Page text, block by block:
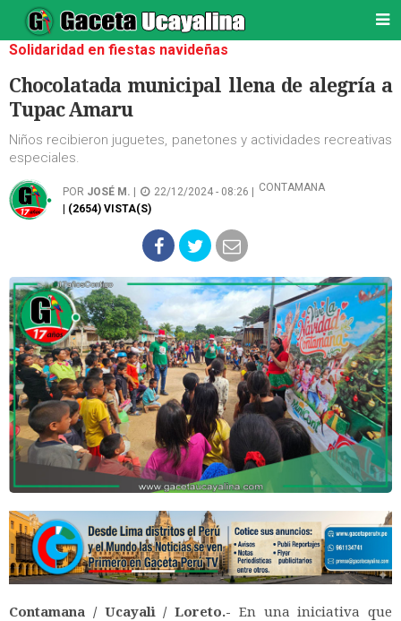
Solidaridad en fiestas navideñas
Chocolatada municipal llena de alegría a
Tupac Amaru
Niños recibieron juguetes, panetones y actividades recreativas
especiales.
POR JOSÉ M. 22/12/2024 - 08:26 |
CONTAMANA
| (2654) VISTA(S)
Contamana / Ucayali / Loreto.- En una iniciativa que